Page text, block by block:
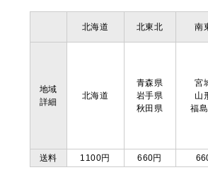
北海道 北東北 南
地域
詳細
北海道
青森県
岩手県
秋田県
宮
山
福
送料 1100円 660円